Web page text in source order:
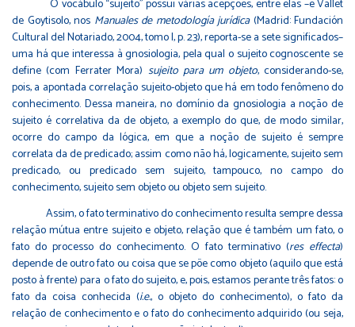
O vocábulo “sujeito” possui várias acepções, entre elas –e Vallet
de Goytisolo, nos Manuales de metodología jurídica(Madrid: Fundación
Cultural del Notariado, 2004, tomo I, p. 23), reporta-se a sete significados–
uma há que interessa à gnosiologia, pela qual o sujeito cognoscente se
define (com Ferrater Mora) sujeito para um objeto, considerando-se,
pois, a apontada correlação sujeito-objeto que há em todo fenômeno do
conhecimento. Dessa maneira, no domínio da gnosiologia a noção de
sujeito é correlativa da de objeto, a exemplo do que, de modo similar,
ocorre do campo da lógica, em que a noção de sujeito é sempre
correlata da de predicado; assim como não há, logicamente, sujeito sem
predicado, ou predicado sem sujeito, tampouco, no campo do
conhecimento, sujeito sem objeto ou objeto sem sujeito.
Assim, o fato terminativo do conhecimento resulta sempre dessa
relação mútua entre sujeito e objeto, relação que é também um fato, o
fato do processo do conhecimento. O fato terminativo (res effecta)
depende de outro fato ou coisa que se põe como objeto (aquilo que está
posto à frente) para o fato do sujeito, e, pois, estamos perante três fatos: o
fato da coisa conhecida (i.e., o objeto do conhecimento), o fato da
relação de conhecimento e o fato do conhecimento adquirido (ou seja,